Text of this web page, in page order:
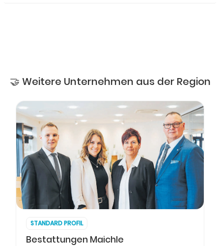
🤝 Weitere Unternehmen aus der Region
STANDARD PROFIL
Bestattungen Maichle